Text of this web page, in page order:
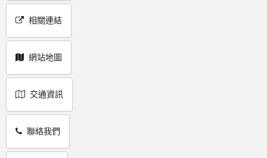
相關連結
網站地圖
交通資訊
聯絡我們